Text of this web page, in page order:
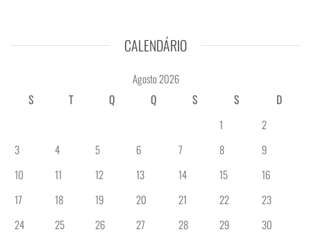
CALENDÁRIO
Agosto 2026
S
T Q Q S S
D
1
2
3
4 5 6 7 8
9
10
11 12 13 14 15
16
17
18 19 20 21 22
23
24
25 26 27 28 29
30